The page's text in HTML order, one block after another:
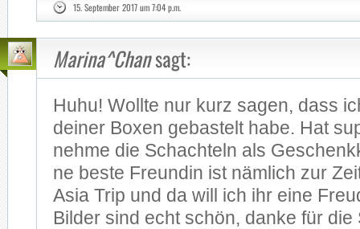
15. September 2017 um 7:04 p.m.
Marina^Chansagt:
Huhu! Woll­te nur kurz sa­gen, dass
dei­ner Bo­xen ge­bas­telt habe. Hat
neh­me die Schach­teln als
ne bes­te Freun­din ist näm­lich zur
Asia Trip und da will ich ihr eine
Bil­der sind echt schön, dan­ke für die